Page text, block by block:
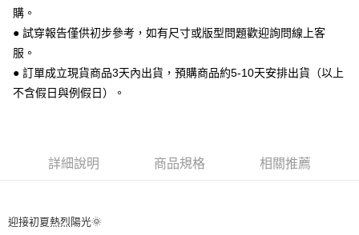
１．簡單：不需註冊會員、不需綁卡、不需儲值。
２．便利：只要手機號碼，簡訊認證，即可結帳。
３．安心：先確認商品／服務後，再付款。
【「AFTEE先享後付」結帳流程】
１．於結帳方式選擇「AFTEE先享後付」後，將跳轉至「AFTEE先享後付」
※ 請注意：結帳手續完成當下不需立刻繳費，但若您需要取消訂單，請聯絡
是否繳費成功／繳費後需取消欲退款等相關疑問，請聯繫「AFTEE先享後付
運送方式
全家 取貨付款
每筆NT$70，滿NT$999(含以上)免運費
付款後 全家取貨
每筆NT$70，滿NT$999(含以上)免運費
購。
● 試穿報告僅供初步參考，如有尺寸或版型問題歡迎詢問線上客
服。
● 訂單成立現貨商品3天內出貨，預購商品約5-10天安排出貨（以上
不含假日與例假日）。
詳細說明 商品規格 相關推薦
迎接初夏熱烈陽光🌞